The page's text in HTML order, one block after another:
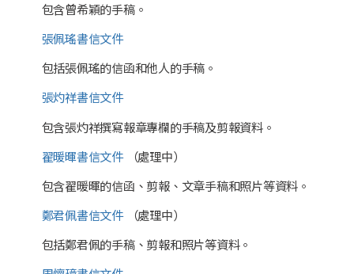
包含曾希穎的手稿。
張佩瑤書信文件
包括張佩瑤的信函和他人的手稿。
張灼祥書信文件
包含張灼祥撰寫報章專欄的手稿及剪報資料。
翟暖暉書信文件（處理中）
包含翟暖暉的信函、剪報、文章手稿和照片等資料。
鄭君佩書信文件（處理中）
包括鄭君佩的手稿、剪報和照片等資料。